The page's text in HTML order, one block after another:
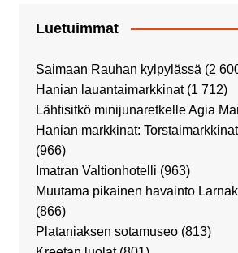
Luetuimmat
Saimaan Rauhan kylpylässä (2
Hanian lauantaimarkkinat (1 712)
Lähtisitkö minijunaretkelle Agia
Hanian markkinat:
(966)
Imatran Valtionhotelli (963)
Muutama pikainen havainto
(866)
Plataniaksen sotamuseo (813)